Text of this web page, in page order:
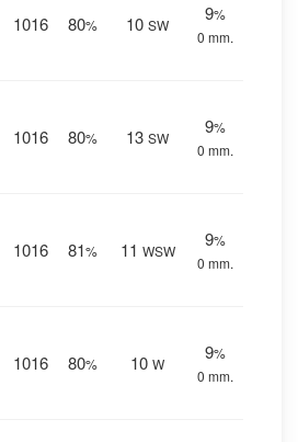
1016 80% 10 SW
9%
0 mm.
1016 80% 13 SW
9%
0 mm.
1016 81% 11 WSW
9%
0 mm.
1016 80% 10 W
9%
0 mm.